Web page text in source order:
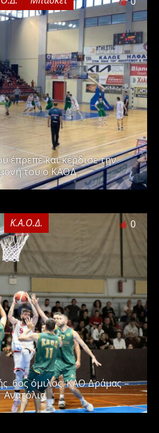
έπρεπε και κέρδισε την
του ο ΚΑΟΔ
Κ.Α.Ο.Δ. 0
6ος όμιλος: ΚΑΟ Δράμας –
Ανατόλια